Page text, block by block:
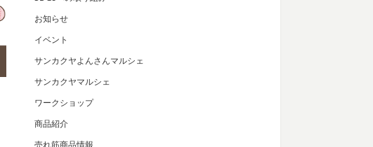
お知らせ
イベント
サンカクヤよんさんマルシェ
サンカクヤマルシェ
ワークショップ
商品紹介
売れ筋商品情報